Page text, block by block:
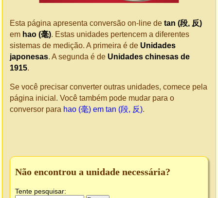
Esta página apresenta conversão on-line de tan (段, 反)
em hao (毫). Estas unidades pertencem a diferentes
sistemas de medição. A primeira é de Unidades
japonesas. A segunda é de Unidades chinesas de
1915.
Se você precisar converter outras unidades, comece pela
página inicial. Você também pode mudar para o
conversor para hao (毫) em tan (段, 反).
Não encontrou a unidade necessária?
Tente pesquisar: